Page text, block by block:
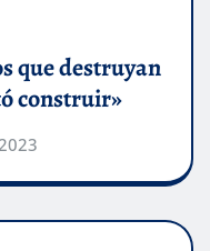
que destruyan
construir»